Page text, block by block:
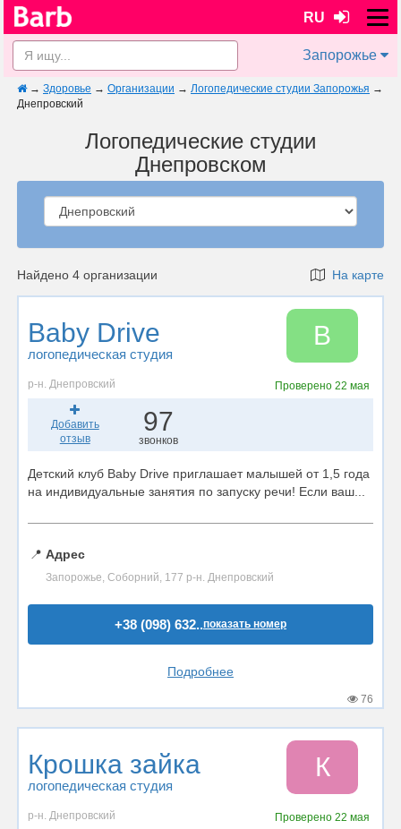
RU
Запорожье
→ Здоровье → Организации → Логопедические студии Запорожья →
Днепровский
Логопедические студии
Днепровском
Найдено 4 организации На карте
Baby Drive
логопедическая студия
B
р-н. Днепровский Проверено22 мая
Добавить
отзыв
97
звонков
Детский клуб Baby Drive приглашает малышей от 1,5 года
на индивидуальные занятия по запуску речи! Если ваш...
📍 Адрес
Запорожье, Соборний, 177 р-н. Днепровский
+38 (098) 632..показать номер
Подробнее
76
Крошка зайка
логопедическая студия
К
р-н. Днепровский Проверено22 мая